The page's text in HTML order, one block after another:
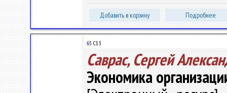
Добавить в корзину Подробнее
65 С13
Саврас, Сергей
Экономика